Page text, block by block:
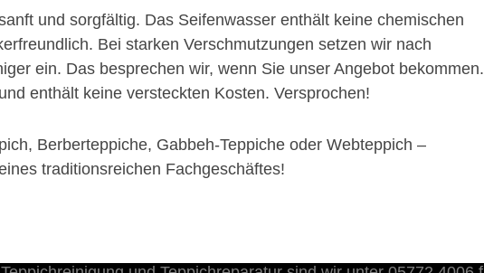
und sorgfältig. Das Seifenwasser enthält keine chemischen
Bei starken Verschmutzungen setzen wir nach
ein. Das besprechen wir, wenn Sie unser Angebot bekommen.
enthält keine versteckten Kosten. Versprochen!
Berberteppiche, Gabbeh-Teppiche oder Webteppich –
traditionsreichen Fachgeschäftes!